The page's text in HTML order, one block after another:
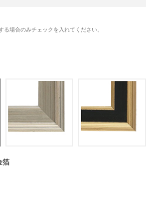
る場合のみチェックを入れてください。
箔